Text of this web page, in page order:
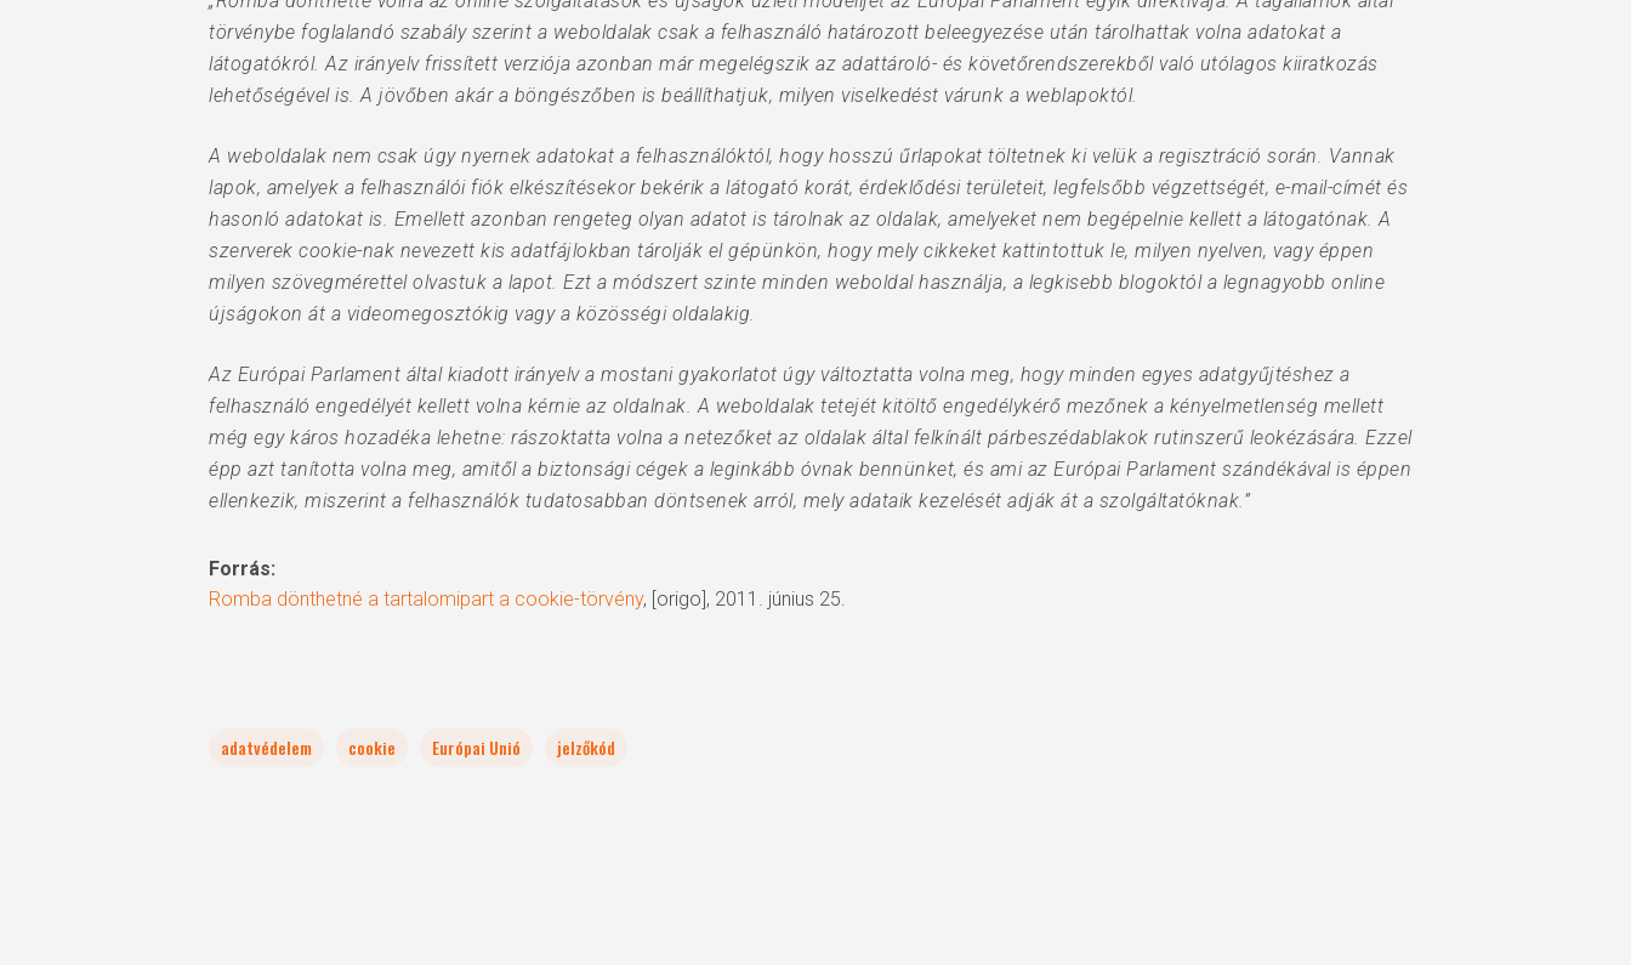
törvénybe foglalandó szabály szerint a weboldalak csak a felhasználó határozott beleegyezése után tárolhattak volna adatokat a
látogatókról. Az irányelv frissített verziója azonban már megelégszik az adattároló- és követőrendszerekből való utólagos kiiratkozás
lehetőségével is. A jövőben akár a böngészőben is beállíthatjuk, milyen viselkedést várunk a weblapoktól.
A weboldalak nem csak úgy nyernek adatokat a felhasználóktól, hogy hosszú űrlapokat töltetnek ki velük a regisztráció során. Vannak
lapok, amelyek a felhasználói fiók elkészítésekor bekérik a látogató korát, érdeklődési területeit, legfelsőbb végzettségét, e-mail-címét és
hasonló adatokat is. Emellett azonban rengeteg olyan adatot is tárolnak az oldalak, amelyeket nem begépelnie kellett a látogatónak. A
szerverek cookie-nak nevezett kis adatfájlokban tárolják el gépünkön, hogy mely cikkeket kattintottuk le, milyen nyelven, vagy éppen
milyen szövegmérettel olvastuk a lapot. Ezt a módszert szinte minden weboldal használja, a legkisebb blogoktól a legnagyobb online
újságokon át a videomegosztókig vagy a közösségi oldalakig.
Az Európai Parlament által kiadott irányelv a mostani gyakorlatot úgy változtatta volna meg, hogy minden egyes adatgyűjtéshez a
felhasználó engedélyét kellett volna kérnie az oldalnak. A weboldalak tetejét kitöltő engedélykérő mezőnek a kényelmetlenség mellett
még egy káros hozadéka lehetne: rászoktatta volna a netezőket az oldalak által felkínált párbeszédablakok rutinszerű leokézására. Ezzel
épp azt tanította volna meg, amitől a biztonsági cégek a leginkább óvnak bennünket, és ami az Európai Parlament szándékával is éppen
ellenkezik, miszerint a felhasználók tudatosabban döntsenek arról, mely adataik kezelését adják át a szolgáltatóknak.”
Forrás:
Romba dönthetné a tartalomipart a cookie-törvény, [origo], 2011. június 25.
adatvédelem cookie Európai Unió jelzőkód